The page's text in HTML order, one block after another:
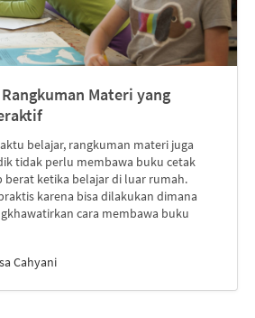
Materi yang
belajar, rangkuman materi juga
tidak perlu membawa buku cetak
berat ketika belajar di luar rumah.
karena bisa dilakukan dimana
cara membawa buku
Cahyani